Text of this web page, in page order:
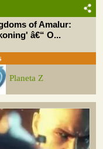
of Amalur:
â€“ O...
Planeta Z